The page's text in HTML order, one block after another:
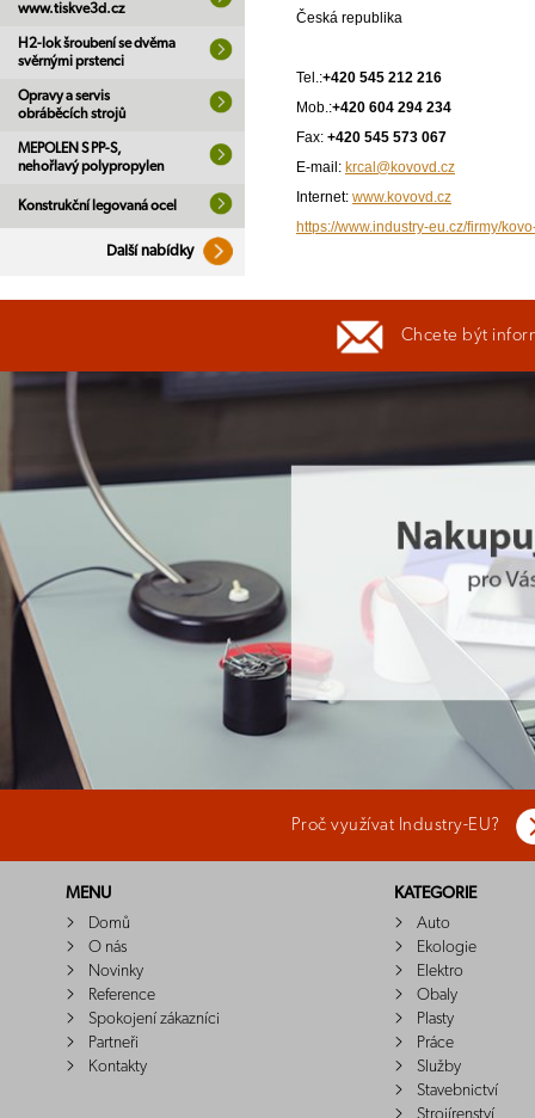
www.tiskve3d.cz
H2-lok šroubení se dvěma
svěrnými prstenci
Opravy a servis
obráběcích strojů
MEPOLEN S PP-S,
nehořlavý polypropylen
Konstrukční legovaná ocel
Další nabídky
Česká republika
Tel.:+420 545 212 216
Mob.:+420 604 294 234
Fax: +420 545 573 067
E-mail: krcal@kovovd.cz
Internet: www.kovovd.cz
https://www.industry-eu.cz/firmy/
Chcete být
Proč využívat Industry-EU?
MENU
Domů
O nás
Novinky
Reference
Spokojení zákazníci
Partneři
Kontakty
KATEGORIE
Auto
Ekologie
Elektro
Obaly
Plasty
Práce
Služby
Stavebnictví
Strojírenství